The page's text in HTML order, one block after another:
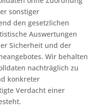
sonstiger
den gesetzlichen
Auswertungen
Sicherheit und der
Wir behalten
nachträglich zu
konkreter
Verdacht einer